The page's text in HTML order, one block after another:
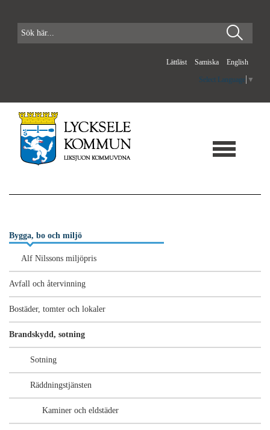
Lättläst Samiska English
Select Language ▼
Bygga, bo och miljö
Alf Nilssons miljöpris
Avfall och återvinning
Bostäder, tomter och lokaler
Brandskydd, sotning
Sotning
Räddningstjänsten
Kaminer och eldstäder